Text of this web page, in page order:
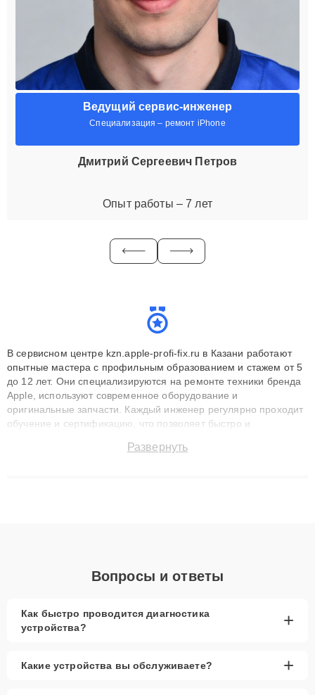
Ведущий сервис-инженер
Специализация – ремонт iPhone
Дмитрий Сергеевич Петров
Опыт работы – 7 лет
В сервисном центре kzn.apple-profi-fix.ru в Казани работают
опытные мастера с профильным образованием и стажем от 5
до 12 лет. Они специализируются на ремонте техники бренда
Apple, используют современное оборудование и
оригинальные запчасти. Каждый инженер регулярно проходит
обучение и сертификацию, что позволяет быстро и
сохранением гарантии до 3 лет. Наши мастера решают
Развернуть
Вопросы и ответы
Как быстро проводится диагностика
устройства?
+
Какие устройства вы обслуживаете? +